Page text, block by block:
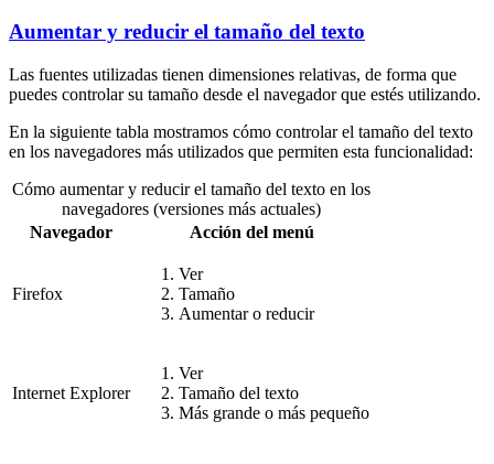
Aumentar y reducir el tamaño del texto
Las fuentes utilizadas tienen dimensiones relativas, de forma que
puedes controlar su tamaño desde el navegador que estés utilizando.
En la siguiente tabla mostramos cómo controlar el tamaño del texto
en los navegadores más utilizados que permiten esta funcionalidad:
Cómo aumentar y reducir el tamaño del texto en los
navegadores (versiones más actuales)
Navegador
Acción del menú
Firefox
Ver
Tamaño
Aumentar o reducir
Internet Explorer
Ver
Tamaño del texto
Más grande o más pequeño